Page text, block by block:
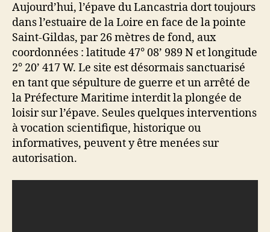
Aujourd’hui, l’épave du Lancastria dort toujours
dans l’estuaire de la Loire en face de la pointe
Saint-Gildas, par 26 mètres de fond, aux
coordonnées : latitude 47° 08’ 989 N et longitude
2° 20’ 417 W. Le site est désormais sanctuarisé
en tant que sépulture de guerre et un arrêté de
la Préfecture Maritime interdit la plongée de
loisir sur l’épave. Seules quelques interventions
à vocation scientifique, historique ou
informatives, peuvent y être menées sur
autorisation.